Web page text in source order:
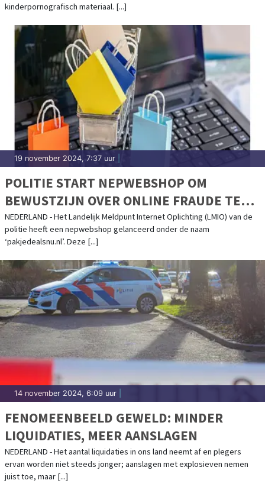
kinderpornografisch materiaal. [...]
19 november 2024, 7:37 uur
POLITIE START NEPWEBSHOP OM
BEWUSTZIJN OVER ONLINE FRAUDE TE
VERGROTEN
NEDERLAND - Het Landelijk Meldpunt Internet Oplichting (LMIO) van de
politie heeft een nepwebshop gelanceerd onder de naam
‘pakjedealsnu.nl’. Deze [...]
14 november 2024, 6:09 uur
FENOMEENBEELD GEWELD: MINDER
LIQUIDATIES, MEER AANSLAGEN
NEDERLAND - Het aantal liquidaties in ons land neemt af en plegers
ervan worden niet steeds jonger; aanslagen met explosieven nemen
juist toe, maar [...]